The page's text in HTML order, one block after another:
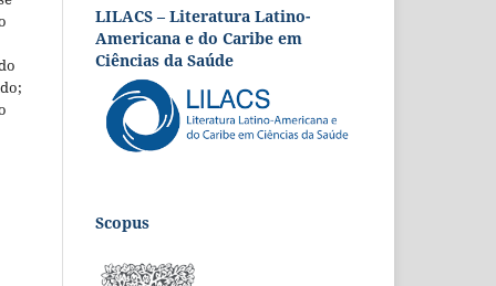
LILACS – Literatura Latino-
Americana e do Caribe em
Ciências da Saúde
Scopus